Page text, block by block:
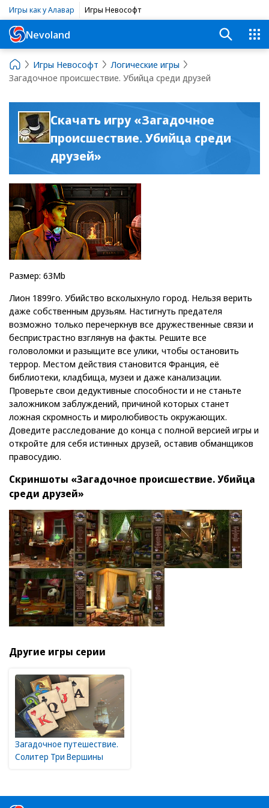
Игры как у Алавар Игры Невософт
Nevoland
Игры Невософт
Логические игры
Загадочное происшествие. Убийца среди друзей
Скачать игру «Загадочное
происшествие. Убийца среди
друзей»
Размер: 63Mb
Лион 1899го. Убийство всколыхнуло город. Нельзя верить
даже собственным друзьям. Настигнуть предателя
возможно только перечеркнув все дружественные связи и
беспристрастно взглянув на факты. Решите все
головоломки и разыщите все улики, чтобы остановить
террор. Местом действия становится Франция, её
библиотеки, кладбища, музеи и даже канализации.
Проверьте свои дедуктивные способности и не станьте
заложником заблуждений, причиной которых станет
ложная скромность и миролюбивость окружающих.
Доведите расследование до конца с полной версией игры и
откройте для себя истинных друзей, оставив обманщиков
правосудию.
Скриншоты «Загадочное происшествие. Убийца
среди друзей»
Другие игры серии
Загадочное путешествие.
Солитер Три Вершины